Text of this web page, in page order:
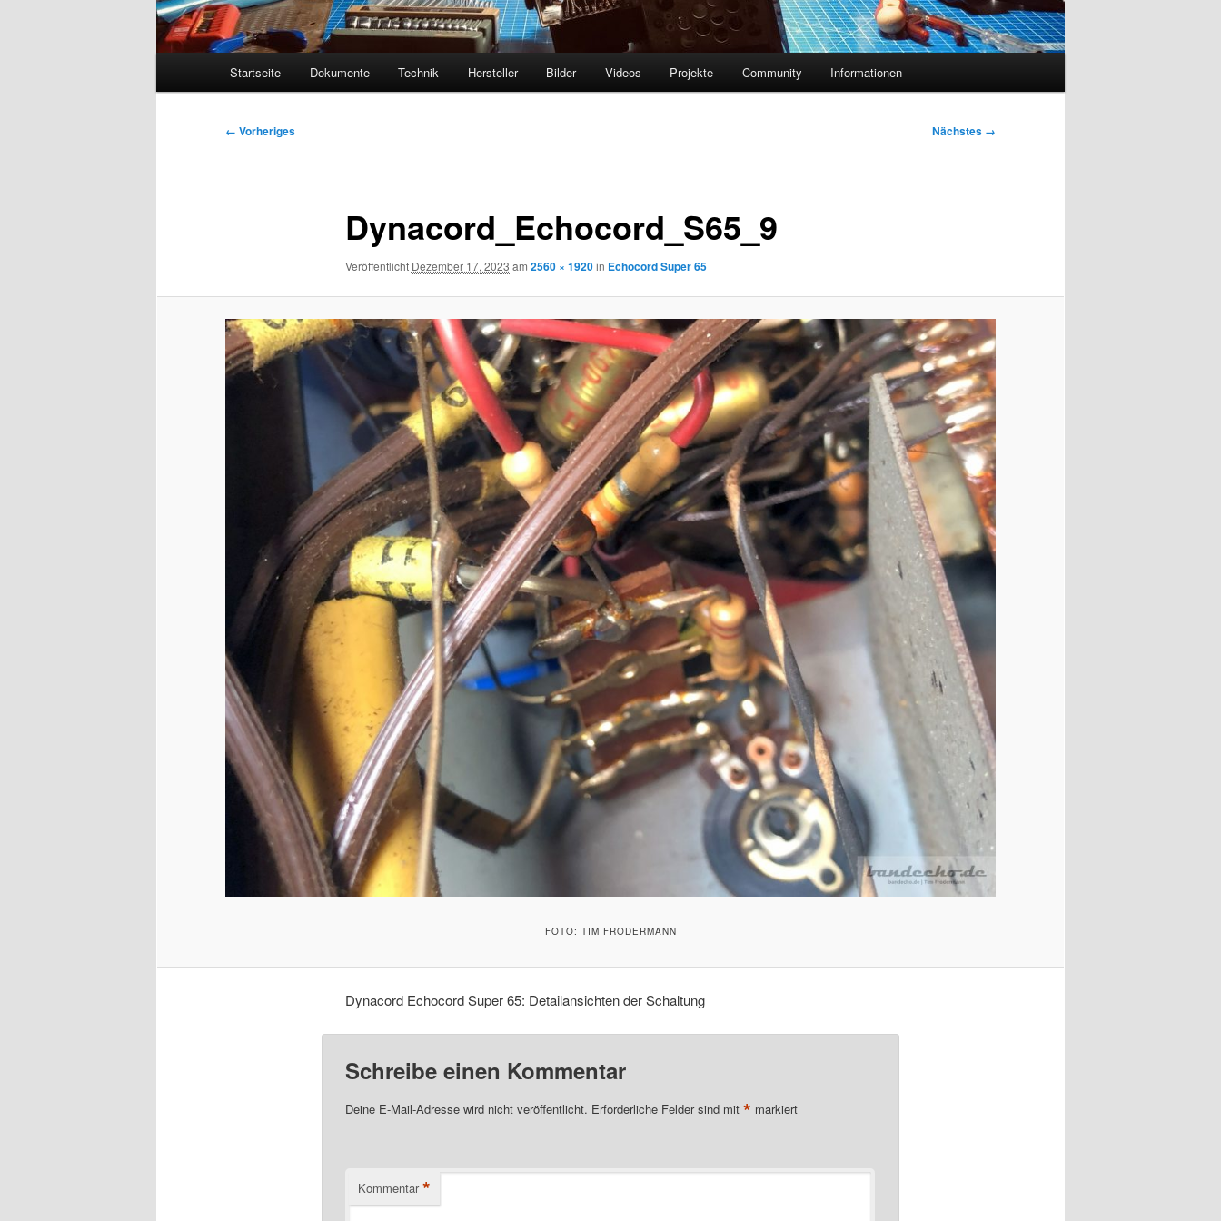
Startseite Dokumente Technik Hersteller Bilder Videos Projekte Community Informationen
Bilder-
← Vorheriges Nächstes →
Dynacord_Echocord_S65_9
Veröffentlicht Dezember 17, 2023 am 2560 × 1920in Echocord Super 65
FOTO: TIM FRODERMANN
Dynacord Echocord Super 65: Detailansichten der Schaltung
Schreibe einen Kommentar
Deine E-Mail-Adresse wird nicht veröffentlicht. Erforderliche Felder sind mit * markiert
Kommentar *